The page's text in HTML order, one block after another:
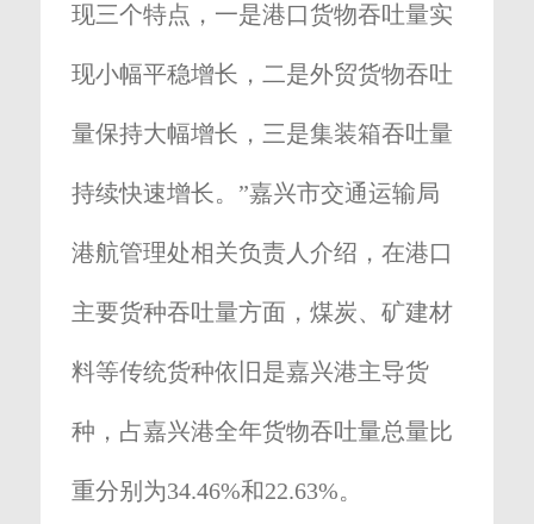
现三个特点，一是港口货物吞吐量实
现小幅平稳增长，二是外贸货物吞吐
量保持大幅增长，三是集装箱吞吐量
持续快速增长。”嘉兴市交通运输局
港航管理处相关负责人介绍，在港口
主要货种吞吐量方面，煤炭、矿建材
料等传统货种依旧是嘉兴港主导货
种，占嘉兴港全年货物吞吐量总量比
重分别为34.46%和22.63%。